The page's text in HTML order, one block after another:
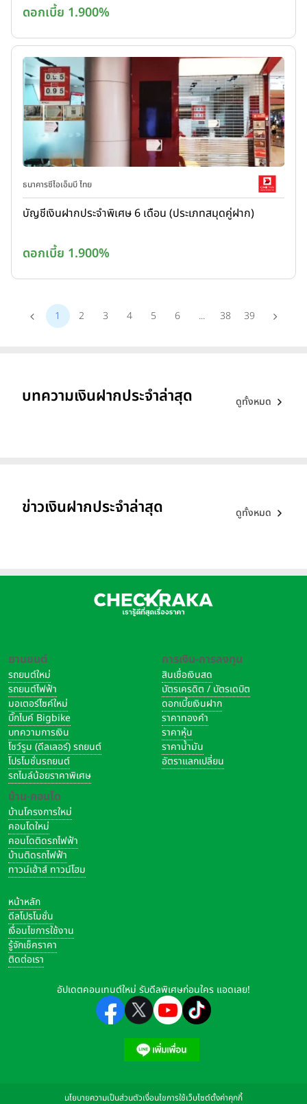
ดอกเบี้ย 1.900%
ธนาคารซีไอเอ็มบี ไทย
บัญชีเงินฝากประจำพิเศษ 6 เดือน (ประเภทสมุดคู่ฝาก)
ดอกเบี้ย 1.900%
1 2 3 4 5 6 ... 38 39
บทความเงินฝากประจำล่าสุด ดูทั้งหมด
ข่าวเงินฝากประจำล่าสุด ดูทั้งหมด
ยานยนต์
รถยนต์ใหม่
รถยนต์ไฟฟ้า
มอเตอร์ไซค์ใหม่
บิ๊กไบค์ Bigbike
บทความการเงิน
โชว์รูม (ดีลเลอร์) รถยนต์
โปรโมชั่นรถยนต์
รถไมล์น้อยราคาพิเศษ
บ้าน-คอนโด
บ้านโครงการใหม่
คอนโดใหม่
คอนโดติดรถไฟฟ้า
บ้านติดรถไฟฟ้า
ทาวน์เฮ้าส์ ทาวน์โฮม
การเงิน-การลงทุน
สินเชื่อเงินสด
บัตรเครดิต / บัตรเดบิต
ดอกเบี้ยเงินฝาก
ราคาทองคำ
ราคาหุ้น
ราคาน้ำมัน
อัตราแลกเปลี่ยน
หน้าหลัก
ดีลโปรโมชั่น
เงื่อนไขการใช้งาน
รู้จักเช็คราคา
ติดต่อเรา
อัปเดตคอนเทนต์ใหม่ รับดีลพิเศษก่อนใคร แอดเลย!
นโยบายความเป็นส่วนตัวเงื่อนไขการใช้เว็บไซต์ตั้งค่าคุกกี้